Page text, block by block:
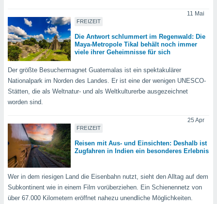
Sie
Rand
der
sind,
Sie
FREIZEIT
11 Mai
Die Antwort schlummert im Regenwald: Die
Maya-Metropole Tikal behält noch immer
viele ihrer Geheimnisse für sich
Der größte Besuchermagnet Guatemalas ist ein spektakulärer
Nationalpark im Norden des Landes. Er ist eine der wenigen UNESCO-
Stätten, die als Weltnatur- und als Weltkulturerbe ausgezeichnet
worden sind.
FREIZEIT
25 Apr
Reisen mit Aus- und Einsichten: Deshalb ist
Zugfahren in Indien ein besonderes Erlebnis
Wer in dem riesigen Land die Eisenbahn nutzt, sieht den Alltag auf dem
Subkontinent wie in einem Film vorüberziehen. Ein Schienennetz von
über 67.000 Kilometern eröffnet nahezu unendliche Möglichkeiten.